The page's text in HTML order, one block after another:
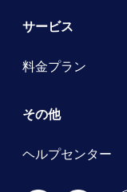
サービス
料金プラン
その他
ヘルプセンター